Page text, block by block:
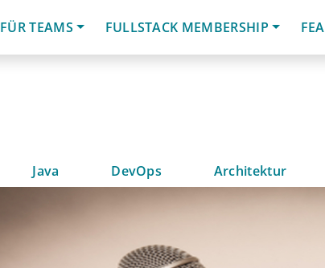
FÜR TEAMS
FULLSTACK MEMBERSHIP
Java DevOps Architektur